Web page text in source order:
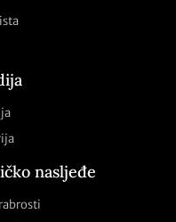
nasljeđe